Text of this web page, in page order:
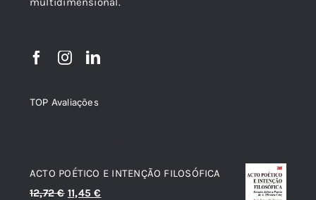
TOP Avaliações
ACTO POÉTICO E INTENÇÃO FILOSÓFICA
12,72€ O
11,45€